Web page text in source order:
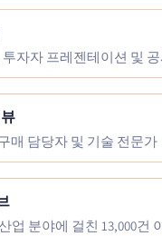
자자 프레젠테이션 및
매 담당자 및 기술 전문가
업 분야에 걸친 13,000건